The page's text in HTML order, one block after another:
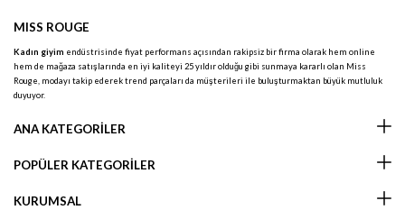
MISS ROUGE
Kadın giyim endüstrisinde fiyat performans açısından rakipsiz bir firma olarak hem online
hem de mağaza satışlarında en iyi kaliteyi 25 yıldır olduğu gibi sunmaya kararlı olan Miss
Rouge, modayı takip ederek trend parçaları da müşterileri ile buluşturmaktan büyük mutluluk
duyuyor.
ANA KATEGORİLER
POPÜLER KATEGORİLER
KURUMSAL